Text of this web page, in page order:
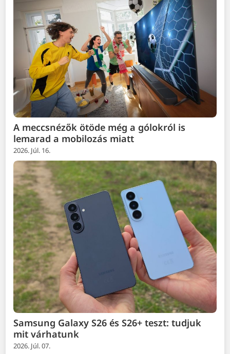
A meccsnézők ötöde még a gólokról is
lemarad a mobilozás miatt
2026. Júl. 16.
Samsung Galaxy S26 és S26+ teszt: tudjuk
mit várhatunk
2026. Júl. 07.